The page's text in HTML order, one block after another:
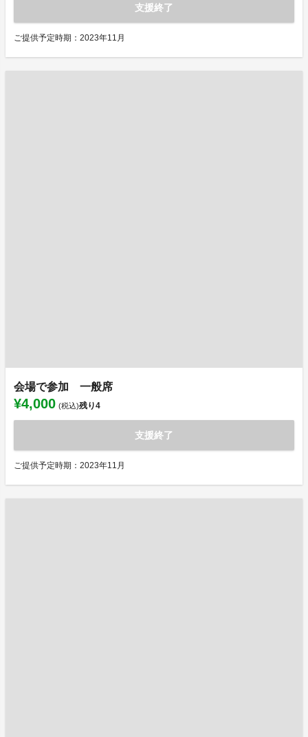
支援終了
ご提供予定時期：2023年11月
会場で参加 一般席
¥4,000 (税込)残り4
支援終了
ご提供予定時期：2023年11月